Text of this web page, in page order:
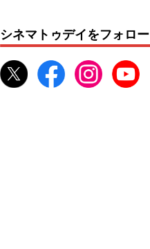
シネマトゥデイをフォロー